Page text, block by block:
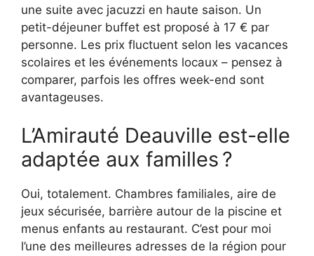
une suite avec jacuzzi en haute saison. Un
petit-déjeuner buffet est proposé à 17 € par
personne. Les prix fluctuent selon les vacances
scolaires et les événements locaux – pensez à
comparer, parfois les offres week-end sont
avantageuses.
L’Amirauté Deauville est-elle
adaptée aux familles ?
Oui, totalement. Chambres familiales, aire de
jeux sécurisée, barrière autour de la piscine et
menus enfants au restaurant. C’est pour moi
l’une des meilleures adresses de la région pour